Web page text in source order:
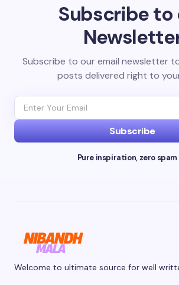
Subscribe to
Subscribe to our email newsletter
posts delivered right to
Subscribe
Pure inspiration, zero spam
Welcome to ultimate source for well